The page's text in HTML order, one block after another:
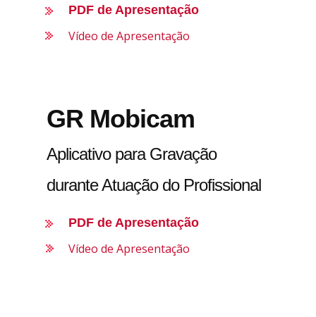
PDF de Apresentação
Vídeo de Apresentação
GR Mobicam
Aplicativo para Gravação
durante Atuação do Profissional
PDF de Apresentação
Vídeo de Apresentação